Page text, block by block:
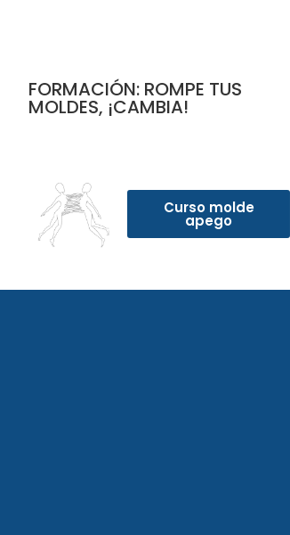
FORMACIÓN: ROMPE TUS
MOLDES, ¡CAMBIA!
Curso molde
apego